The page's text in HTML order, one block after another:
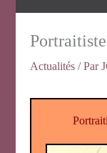
Portraitiste
Actualités / Par